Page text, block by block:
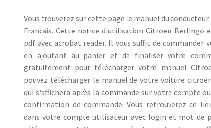
Vous trouverez sur cette page le manuel du
Francais. Cette notice d'utilisation Citroen Berlingo
pdf avec acrobat reader. Il vous suffit de commander
en ajoutant au panier et de finaliser votre
gratuitement pour télécharger votre manuel
pouvez télécharger le manuel de votre voiture
qui s'affichera après la commande sur votre compte
confirmation de commande. Vous retrouverez ce
dans votre compte utilisateur avec login et mot de